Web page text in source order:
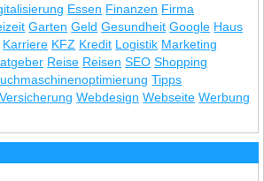
Essen Finanzen Firma
Garten Geld Gesundheit Google Haus
Karriere KFZ Kredit Logistik Marketing
Reise Reisen SEO Shopping
Tipps
Versicherung Webdesign Webseite Werbung